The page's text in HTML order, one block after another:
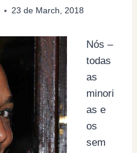
23 de March, 2018
Nós –
todas
as
minori
as e
os
sem